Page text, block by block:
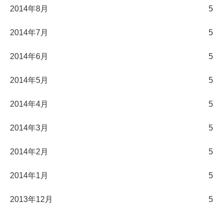
2014年8月 5
2014年7月 5
2014年6月 5
2014年5月 5
2014年4月 5
2014年3月 5
2014年2月 5
2014年1月 5
2013年12月 5